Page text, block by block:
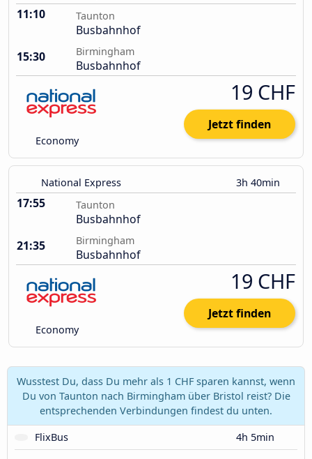
11:10 Taunton
Busbahnhof
15:30
Birmingham
Busbahnhof
Economy
19 CHF
Jetzt finden
National Express 3h 40min
17:55 Taunton
Busbahnhof
21:35
Birmingham
Busbahnhof
Economy
19 CHF
Jetzt finden
Wusstest Du, dass Du mehr als 1 CHF sparen kannst, wenn
Du von Taunton nach Birmingham über Bristol reist? Die
entsprechenden Verbindungen findest du unten.
FlixBus
4h 5min